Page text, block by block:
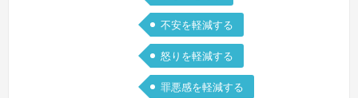
不安を軽減する
怒りを軽減する
罪悪感を軽減する